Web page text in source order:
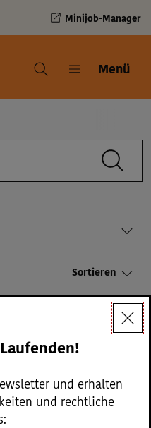
Minijob-Manager
Menü Menü
Sortieren
und erhalten
und rechtliche